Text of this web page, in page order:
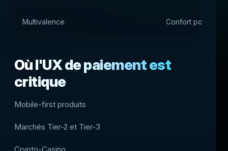
Multivalence Confort pour un
Où l'UX de paiement est
critique
Mobile-first produits
Marchés Tier-2 et Tier-3